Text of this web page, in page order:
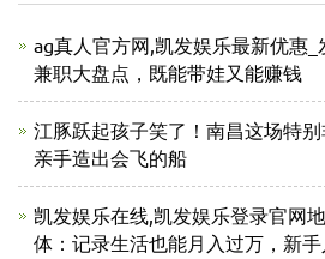
ag真人官方网,凯发娱乐最新优惠
兼职大盘点，既能带娃又能赚钱
江豚跃起孩子笑了！南昌这场特
亲手造出会飞的船
凯发娱乐在线,凯发娱乐登录官网
体：记录生活也能月入过万，新